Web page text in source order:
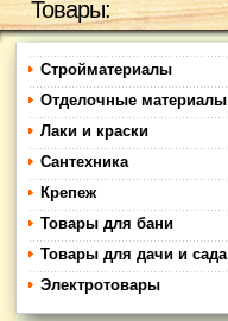
Товары:
Стройматериалы
Отделочные материалы
Лаки и краски
Сантехника
Крепеж
Товары для бани
Товары для дачи и сада
Электротовары